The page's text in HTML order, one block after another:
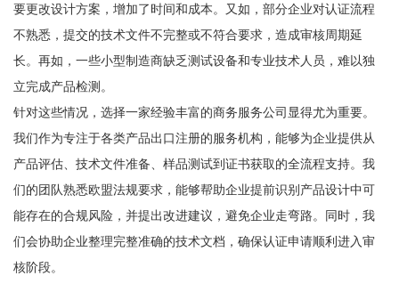
要更改设计方案，增加了时间和成本。又如，部分企业对认证流程
不熟悉，提交的技术文件不完整或不符合要求，造成审核周期延
长。再如，一些小型制造商缺乏测试设备和专业技术人员，难以独
立完成产品检测。
针对这些情况，选择一家经验丰富的商务服务公司显得尤为重要。
我们作为专注于各类产品出口注册的服务机构，能够为企业提供从
产品评估、技术文件准备、样品测试到证书获取的全流程支持。我
们的团队熟悉欧盟法规要求，能够帮助企业提前识别产品设计中可
能存在的合规风险，并提出改进建议，避免企业走弯路。同时，我
们会协助企业整理完整准确的技术文档，确保认证申请顺利进入审
核阶段。